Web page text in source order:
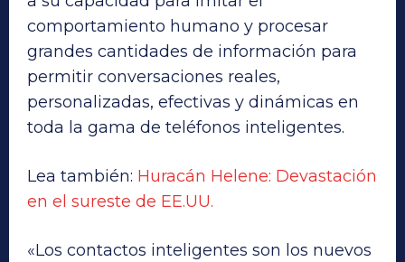
comportamiento humano y procesar
grandes cantidades de información para
permitir conversaciones reales,
personalizadas, efectivas y dinámicas en
toda la gama de teléfonos inteligentes.
Lea también: Huracán Helene: Devastación
en el sureste de EE.UU.
«Los contactos inteligentes son los nuevos